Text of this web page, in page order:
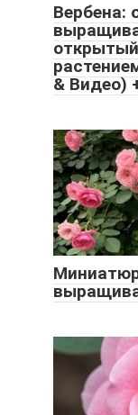
Вербена:
открытый
& Видео)